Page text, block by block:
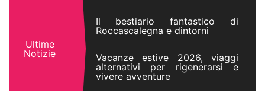
Ultime
Notizie
Il bestiario fantastico di
Roccascalegna e dintorni
Vacanze estive 2026, viaggi
alternativi per rigenerarsi e
vivere avventure